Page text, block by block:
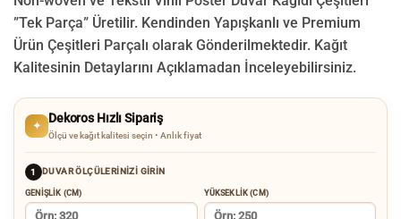
”Tek Parça” Üretilir. Kendinden Yapışkanlı ve Premium
Ürün Çeşitleri Parçalı olarak Gönderilmektedir. Kağıt
Kalitesinin Detaylarını Açıklamadan İnceleyebilirsiniz.
✦
Dekoros Hızlı Sipariş
Ölçü ve kağıt kalitesi seçin • Anlık fiyat
1 DUVAR ÖLÇÜLERINIZI GIRIN
GENIŞLIK (CM) YÜKSEKLIK (CM)